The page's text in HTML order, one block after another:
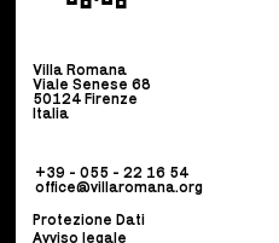
Villa Romana
Viale Senese 68
50124 Firenze
Italia
+39 - 055 - 22 16 54
office@villaromana.org
Protezione Dati
Avviso legale